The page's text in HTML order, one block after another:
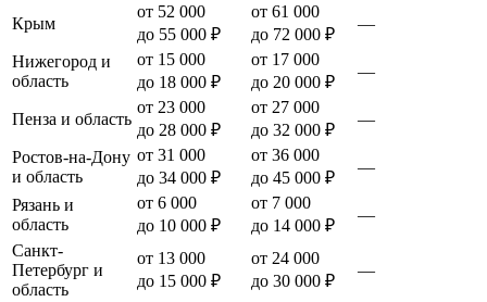
Крым
от 52 000
до 55 000 ₽
от 61 000
до 72 000 ₽
—
Нижегород и
область
от 15 000
до 18 000 ₽
от 17 000
до 20 000 ₽
—
Пенза и область
от 23 000
до 28 000 ₽
от 27 000
до 32 000 ₽
—
Ростов-на-Дону
и область
от 31 000
до 34 000 ₽
от 36 000
до 45 000 ₽
—
Рязань и
область
от 6 000
до 10 000 ₽
от 7 000
до 14 000 ₽
—
Санкт-
Петербург и
область
от 13 000
до 15 000 ₽
от 24 000
до 30 000 ₽
—